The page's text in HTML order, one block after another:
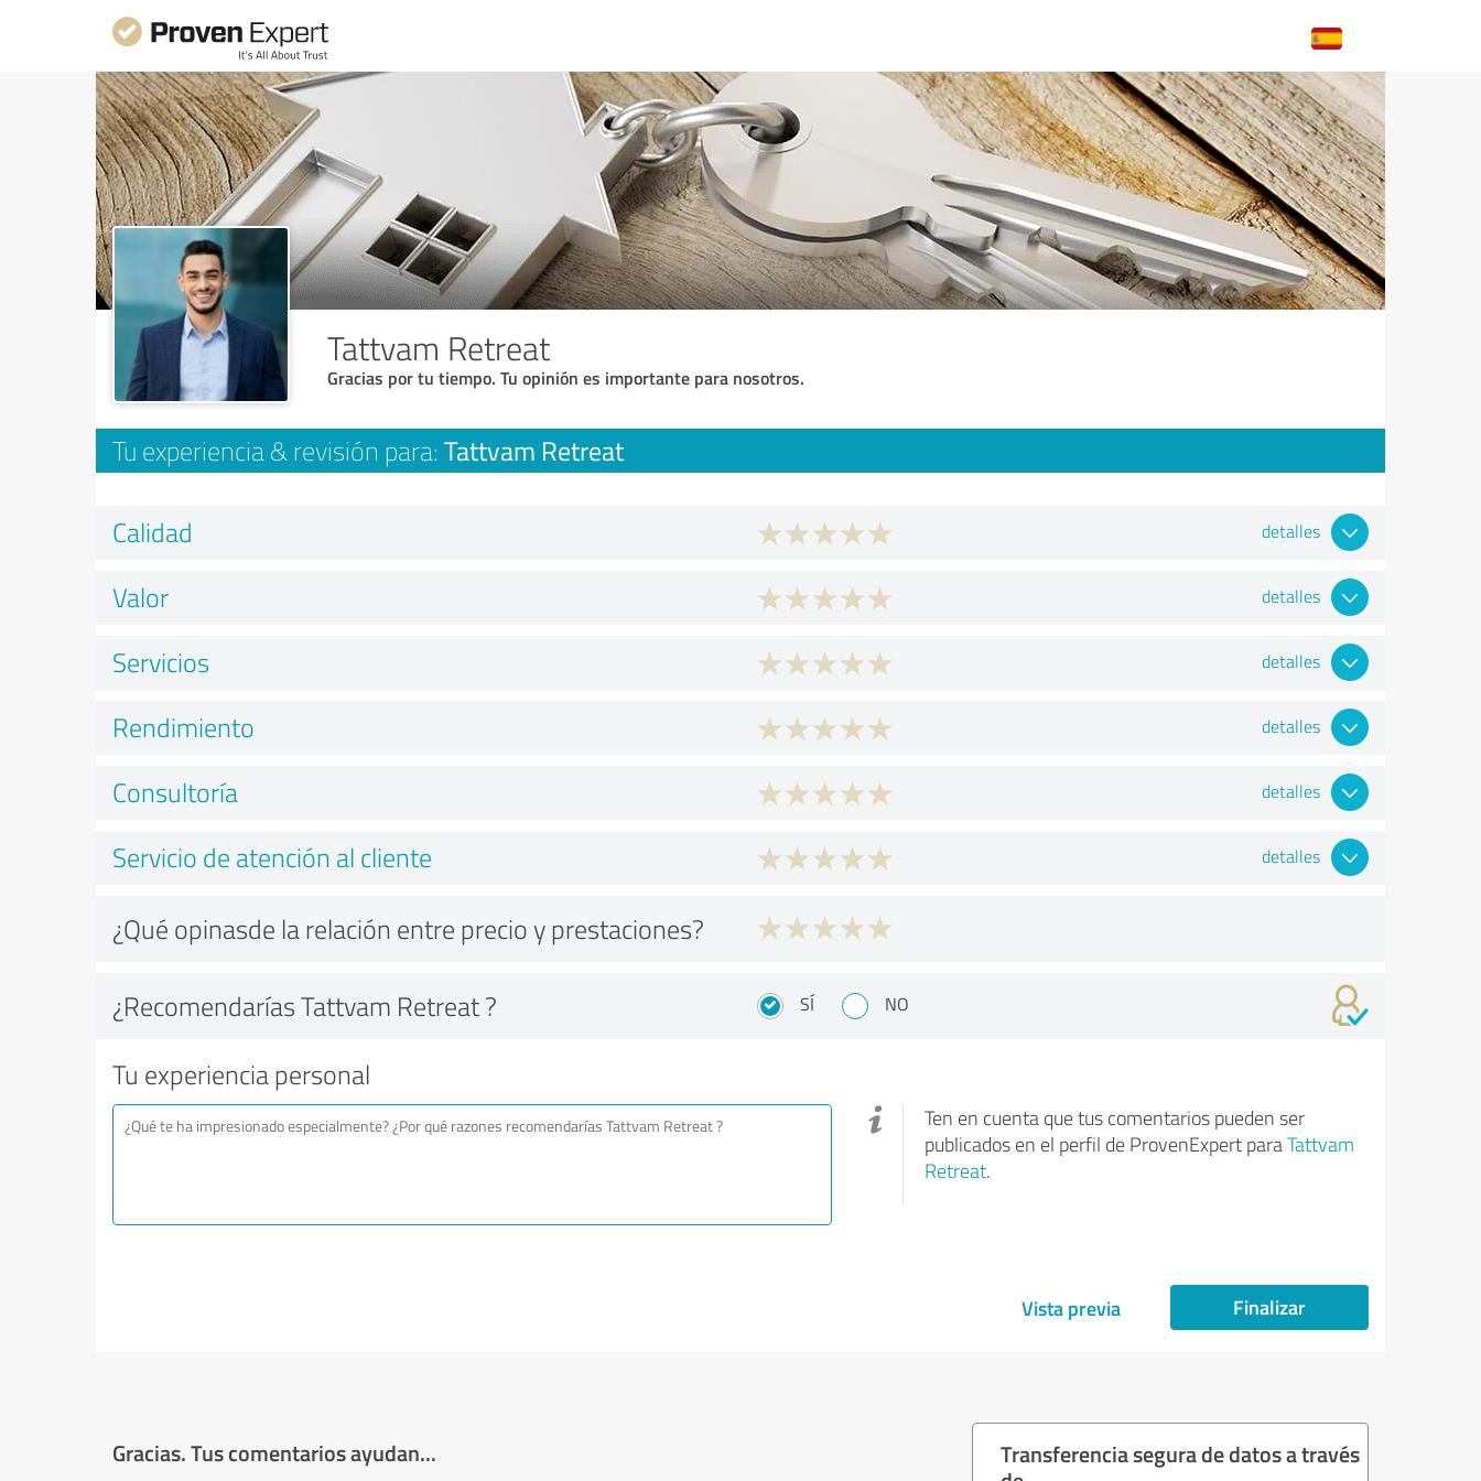
Tattvam Retreat
Gracias por tu tiempo. Tu opinión es importante para nosotros.
Tu experiencia & revisión para: Tattvam Retreat
Calidad detalles
Valor detalles
Servicios detalles
Rendimiento detalles
Consultoría detalles
Servicio de atención al cliente detalles
¿Qué opinasde la relación entre precio y prestaciones?
¿Recomendarías Tattvam Retreat ? SÍ NO
Tu experiencia personal
Ten en cuenta que tus comentarios pueden ser
publicados en el perfil de ProvenExpert paraTattvam
Retreat.
Vista previa Finalizar
Gracias. Tus comentarios ayudan...
Transferencia segura de datos a través